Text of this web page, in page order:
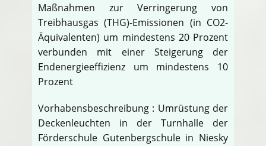
Maßnahmen zur Verringerung von
Treibhausgas (THG)-Emissionen (in CO2-
Äquivalenten) um mindestens 20 Prozent
verbunden mit einer Steigerung der
Endenergieeffizienz um mindestens 10
Prozent
Vorhabensbeschreibung : Umrüstung der
Deckenleuchten in der Turnhalle der
Förderschule Gutenbergschule in Niesky